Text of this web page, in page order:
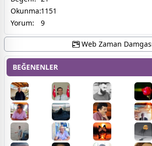
Okunma:1151
Yorum:
9
Web Zaman
BEĞENENLER